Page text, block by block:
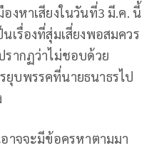
งหาเสียงในวันที่3 มี.ค. นี้
เรื่องที่สุ่มเสี่ยงพอสมควร
รากฏว่าไม่ชอบด้วย
ยุบพรรคที่นายธนาธรไป
าจจะมีข้อครหาตามมา